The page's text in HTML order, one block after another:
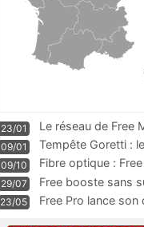
23/01
Le réseau de Free
m
09/01
Tempête Goretti :
09/10
Fibre optique :
pass
29/07
Free booste sans
23/05 Free Pro lance